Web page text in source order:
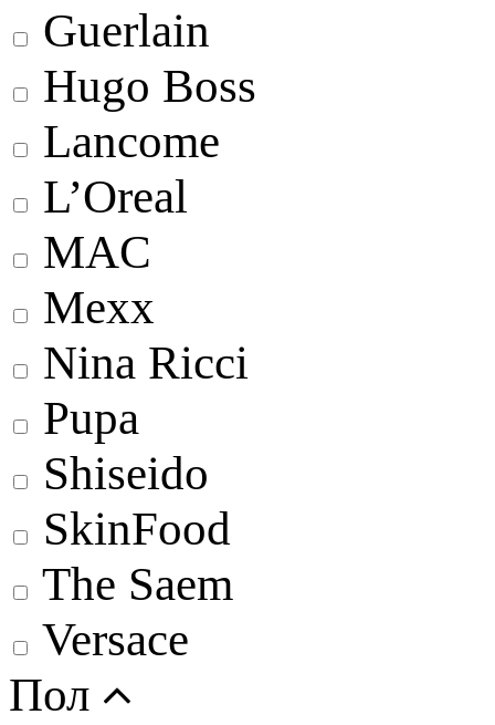
Guerlain
Hugo Boss
Lancome
L’Oreal
MAC
Mexx
Nina Ricci
Pupa
Shiseido
SkinFood
The Saem
Versace
Пол